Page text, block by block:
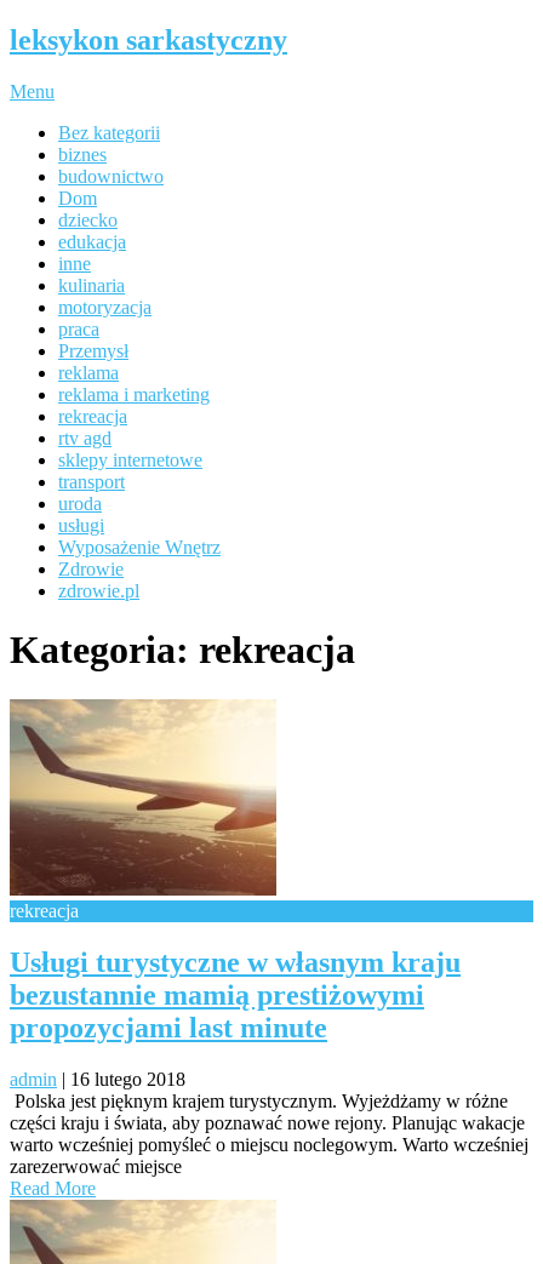
leksykon sarkastyczny
Menu
Bez kategorii
biznes
budownictwo
Dom
dziecko
edukacja
inne
kulinaria
motoryzacja
praca
Przemysł
reklama
reklama i marketing
rekreacja
rtv agd
sklepy internetowe
transport
uroda
usługi
Wyposażenie Wnętrz
Zdrowie
zdrowie.pl
Kategoria: rekreacja
rekreacja
Usługi turystyczne w własnym kraju
bezustannie mamią prestiżowymi
propozycjami last minute
admin | 16 lutego 2018
Polska jest pięknym krajem turystycznym. Wyjeżdżamy w różne
części kraju i świata, aby poznawać nowe rejony. Planując wakacje
warto wcześniej pomyśleć o miejscu noclegowym. Warto wcześniej
zarezerwować miejsce
Read More